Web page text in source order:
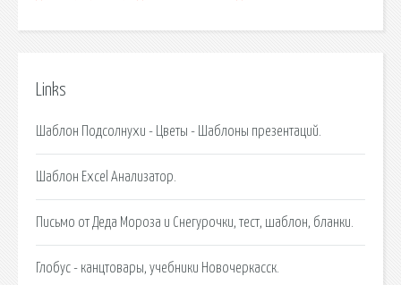
Links
Шаблон Подсолнухи - Цветы - Шаблоны презентаций.
Шаблон Excel Анализатор.
Письмо от Деда Мороза и Снегурочки, тест, шаблон, бланки.
Глобус - канцтовары, учебники Новочеркасск.